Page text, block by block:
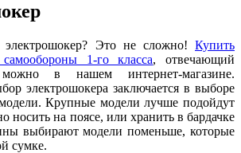
Это не сложно! Купить
1-го класса, отвечающий
в нашем интернет-магазине.
электрошокера заключается в выборе
Крупные модели лучше подойдут
носить на поясе, или хранить в бардачке
выбирают модели поменьше, которые
сумке.